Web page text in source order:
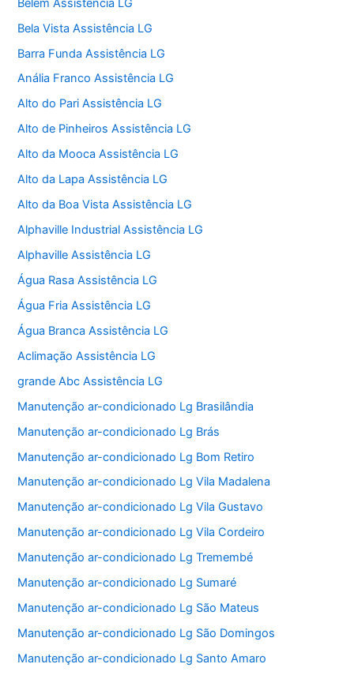
Belém Assistência LG
Bela Vista Assistência LG
Barra Funda Assistência LG
Anália Franco Assistência LG
Alto do Pari Assistência LG
Alto de Pinheiros Assistência LG
Alto da Mooca Assistência LG
Alto da Lapa Assistência LG
Alto da Boa Vista Assistência LG
Alphaville Industrial Assistência LG
Alphaville Assistência LG
Água Rasa Assistência LG
Água Fria Assistência LG
Água Branca Assistência LG
Aclimação Assistência LG
grande Abc Assistência LG
Manutenção ar-condicionado Lg Brasilândia
Manutenção ar-condicionado Lg Brás
Manutenção ar-condicionado Lg Bom Retiro
Manutenção ar-condicionado Lg Vila Madalena
Manutenção ar-condicionado Lg Vila Gustavo
Manutenção ar-condicionado Lg Vila Cordeiro
Manutenção ar-condicionado Lg Tremembé
Manutenção ar-condicionado Lg Sumaré
Manutenção ar-condicionado Lg São Mateus
Manutenção ar-condicionado Lg São Domingos
Manutenção ar-condicionado Lg Santo Amaro